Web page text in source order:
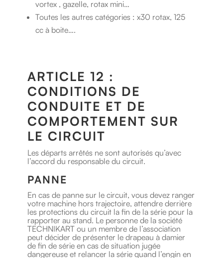
vortex , gazelle, rotax mini…
Toutes les autres catégories : x30 rotax, 125
cc à boite….
ARTICLE 12 :
CONDITIONS DE
CONDUITE ET DE
COMPORTEMENT SUR
LE CIRCUIT
Les départs arrêtés ne sont autorisés qu’avec
l’accord du responsable du circuit.
PANNE
En cas de panne sur le circuit, vous devez ranger
votre machine hors trajectoire, attendre derrière
les protections du circuit la fin de la série pour la
rapporter au stand. Le personne de la société
TECHNIKART ou un membre de l’association
peut décider de présenter le drapeau à damier
de fin de série en cas de situation jugée
dangereuse et relancer la série quand l’engin en